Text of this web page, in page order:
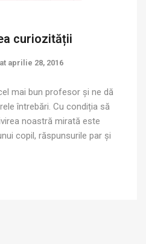
curiozității
aprilie 28, 2016
mai bun profesor și ne dă
întrebări. Cu condiția să
noastră mirată este
copil, răspunsurile par și
loc de un […]